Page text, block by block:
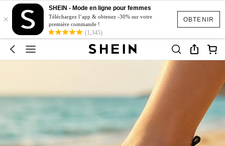
OBTENIR
×
SHEIN - Mode en ligne pour femmes
Téléchargez l’app & obtenez -30% sur votre
première commande !
(1,345)